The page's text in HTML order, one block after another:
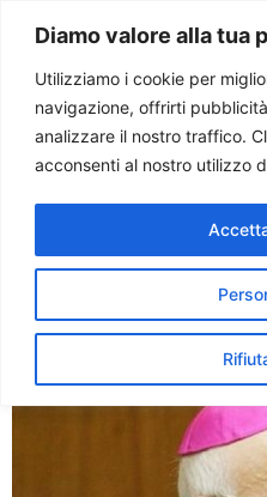
Diamo valore alla tua
Utilizziamo i cookie per
navigazione, offrirti
analizzare il nostro traffico.
acconsenti al nostro utilizzo
Paolo
Tag:
Bagnasco e
nuova
italiani per il